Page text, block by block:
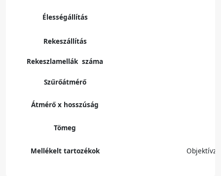
Élességállítás
Rekeszállítás
Rekeszlamellák száma
Szűrőátmérő
Átmérő x hosszúság
Tömeg
Mellékelt tartozékok